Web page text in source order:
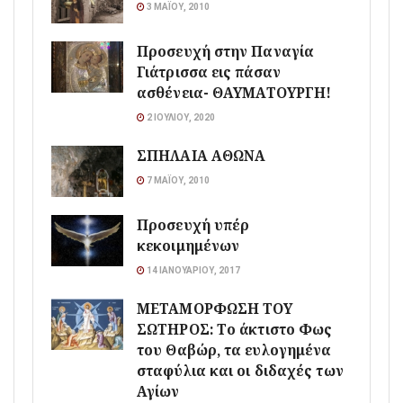
3 ΜΑΪ́ΟΥ, 2010
Προσευχή στην Παναγία
Γιάτρισσα εις πάσαν
ασθένεια- ΘΑΥΜΑΤΟΥΡΓΗ!
2 ΙΟΥΛΊΟΥ, 2020
ΣΠΗΛΑΙΑ ΑΘΩΝΑ
7 ΜΑΪ́ΟΥ, 2010
Προσευχή υπέρ
κεκοιμημένων
14 ΙΑΝΟΥΑΡΊΟΥ, 2017
ΜΕΤΑΜΟΡΦΩΣΗ ΤΟΥ
ΣΩΤΗΡΟΣ: Το άκτιστο Φως
του Θαβώρ, τα ευλογημένα
σταφύλια και οι διδαχές των
Αγίων